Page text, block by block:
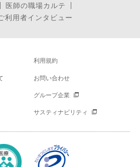
医師の職場カルテ
利用者インタビュー
利用規約
お問い合わせ
グループ企業
サスティナビリティ